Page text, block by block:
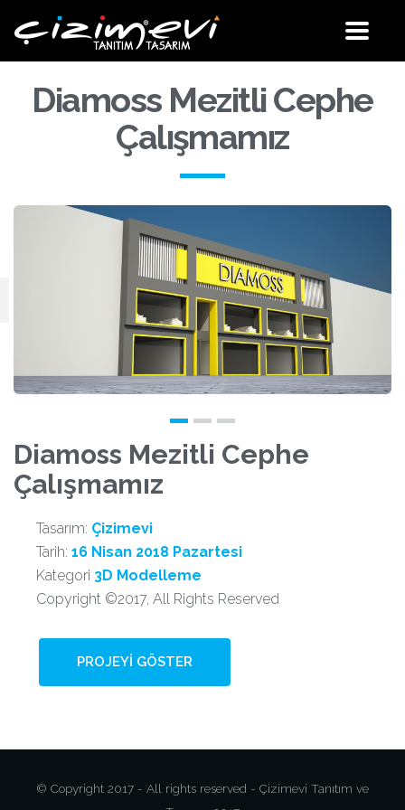
Site
Diamoss Mezitli Cephe
Çalışmamız
Diamoss Mezitli Cephe
Çalışmamız
Tasarım: Çizimevi
Tarih: 16 Nisan 2018 Pazartesi
Kategori 3D Modelleme
Copyright ©2017, All Rights Reserved
PROJEYI GÖSTER
© Copyright 2017 - All rights reserved - Çizimevi Tanıtım ve